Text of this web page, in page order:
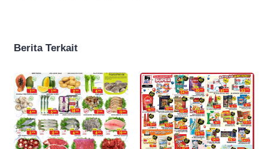
Berita Terkait